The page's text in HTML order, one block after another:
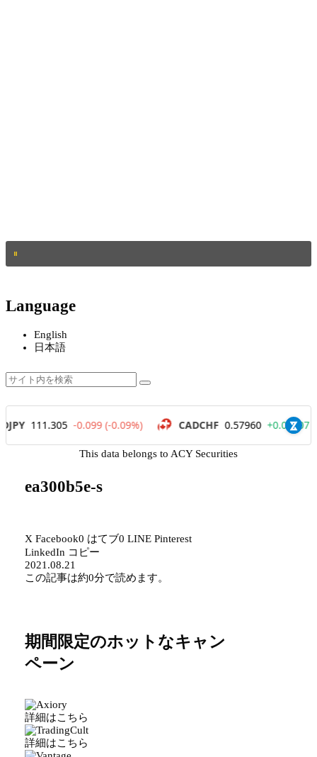
Language
English
日本語
This data belongs to ACY Securities
ea300b5e-s
X Facebook0 はてブ0 LINE Pinterest
LinkedIn コピー
2021.08.21
この記事は約0分で読めます。
期間限定のホットなキャン
ペーン
詳細はこちら
詳細はこちら